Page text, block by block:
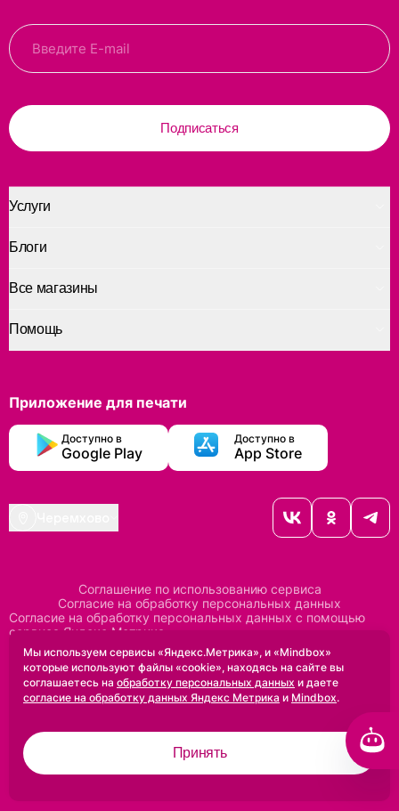
Подписаться
Услуги
Помощь
Блоги
Все магазины
Приложение для печати
Доступно в
Google Play
Доступно в
App Store
2005-2026 ©
Дизайн сделан вUprock
Проектирование и SEO:
Baklenev SEO
Разработано вQualitica
Соглашение по использованию сервиса
Согласие на обработку персональных данных
Согласие на обработку персональных данных с помощью
сервиса Яндекс Метрика
Согласие на обработку персональных данных с помощью
сервиса Mindbox
Положение по обработке персональных данных
Политика конфиденциальностиДоговор оферты
Мы используем сервисы «Яндекс.Метрика», и «Mindbox»
которые используют файлы «cookie», находясь на сайте вы
соглашаетесь на обработку персональных данных и даете
согласие на обработку данных Яндекс Метрика и Mindbox.
Принять